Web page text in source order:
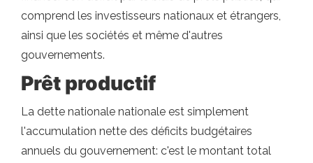
comprend les investisseurs nationaux et étrangers,
ainsi que les sociétés et même d'autres
gouvernements.
Prêt productif
La dette nationale nationale est simplement
l'accumulation nette des déficits budgétaires
annuels du gouvernement: c'est le montant total